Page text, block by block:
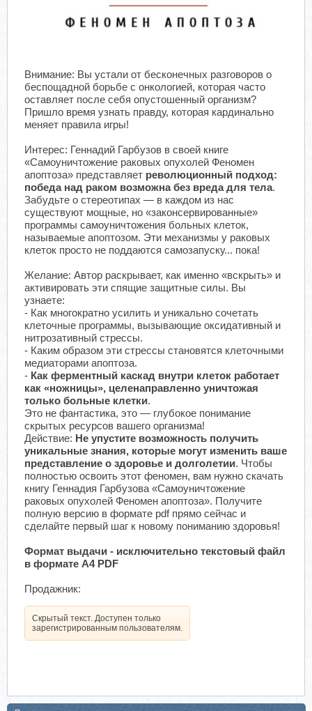
Внимание: Вы устали от бесконечных разговоров о
беспощадной борьбе с онкологией, которая часто
оставляет после себя опустошенный организм?
Пришло время узнать правду, которая кардинально
меняет правила игры!
Интерес: Геннадий Гарбузов в своей книге
«Самоуничтожение раковых опухолей Феномен
апоптоза» представляет революционный подход:
победа над раком возможна без вреда для тела.
Забудьте о стереотипах — в каждом из нас
существуют мощные, но «законсервированные»
программы самоуничтожения больных клеток,
называемые апоптозом. Эти механизмы у раковых
клеток просто не поддаются самозапуску... пока!
Желание: Автор раскрывает, как именно «вскрыть» и
активировать эти спящие защитные силы. Вы
узнаете:
- Как многократно усилить и уникально сочетать
клеточные программы, вызывающие оксидативный и
нитрозативный стрессы.
- Каким образом эти стрессы становятся клеточными
медиаторами апоптоза.
- Как ферментный каскад внутри клеток работает
как «ножницы», целенаправленно уничтожая
только больные клетки.
Это не фантастика, это — глубокое понимание
скрытых ресурсов вашего организма!
Действие: Не упустите возможность получить
уникальные знания, которые могут изменить ваше
представление о здоровье и долголетии. Чтобы
полностью освоить этот феномен, вам нужно скачать
книгу Геннадия Гарбузова «Самоуничтожение
раковых опухолей Феномен апоптоза». Получите
полную версию в формате pdf прямо сейчас и
сделайте первый шаг к новому пониманию здоровья!
Формат выдачи - исключительно текстовый файл
в формате A4 PDF
Продажник:
Скрытый текст. Доступен только
зарегистрированным пользователям.